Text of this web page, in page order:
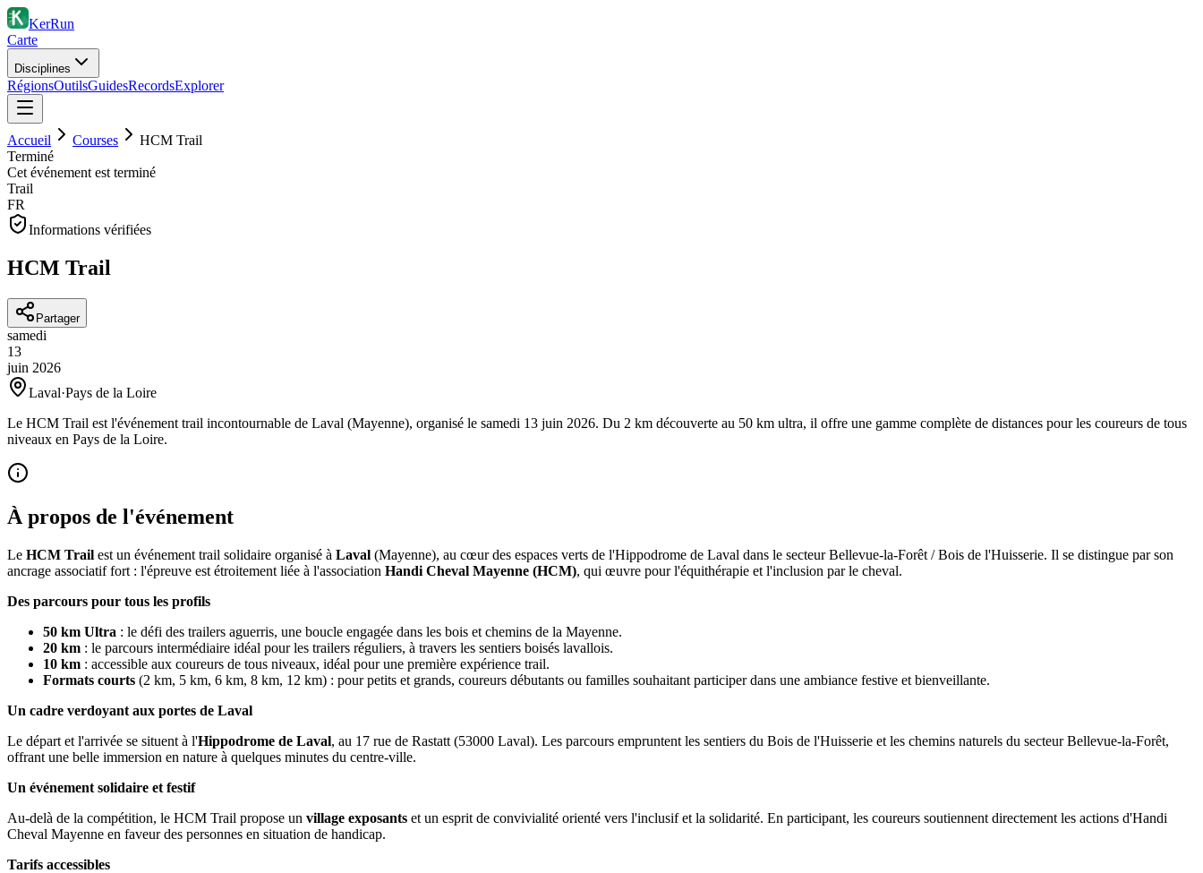
KerRun
Carte
Disciplines
RégionsOutilsGuidesRecordsExplorer
Accueil Courses
HCM Trail
Terminé
Cet événement est terminé
Trail
FR
Informations vérifiées
HCM Trail
Partager
samedi
13
juin 2026
Laval·Pays de la Loire
Le HCM Trail est l'événement trail incontournable de Laval (Mayenne), organisé le samedi 13 juin 2026. Du 2 km découverte au 50 km ultra, il offre une gamme complète de distances pour les coureurs de tous
niveaux en Pays de la Loire.
À propos de l'événement
Le HCM Trail est un événement trail solidaire organisé à Laval (Mayenne), au cœur des espaces verts de l'Hippodrome de Laval dans le secteur Bellevue-la-Forêt / Bois de l'Huisserie. Il se distingue par son
ancrage associatif fort : l'épreuve est étroitement liée à l'association Handi Cheval Mayenne (HCM), qui œuvre pour l'équithérapie et l'inclusion par le cheval.
Des parcours pour tous les profils
50 km Ultra : le défi des trailers aguerris, une boucle engagée dans les bois et chemins de la Mayenne.
20 km : le parcours intermédiaire idéal pour les trailers réguliers, à travers les sentiers boisés lavallois.
10 km : accessible aux coureurs de tous niveaux, idéal pour une première expérience trail.
Formats courts (2 km, 5 km, 6 km, 8 km, 12 km) : pour petits et grands, coureurs débutants ou familles souhaitant participer dans une ambiance festive et bienveillante.
Un cadre verdoyant aux portes de Laval
Le départ et l'arrivée se situent à l'Hippodrome de Laval, au 17 rue de Rastatt (53000 Laval). Les parcours empruntent les sentiers du Bois de l'Huisserie et les chemins naturels du secteur Bellevue-la-Forêt,
offrant une belle immersion en nature à quelques minutes du centre-ville.
Un événement solidaire et festif
Au-delà de la compétition, le HCM Trail propose un village exposants et un esprit de convivialité orienté vers l'inclusif et la solidarité. En participant, les coureurs soutiennent directement les actions d'Handi
Cheval Mayenne en faveur des personnes en situation de handicap.
Tarifs accessibles